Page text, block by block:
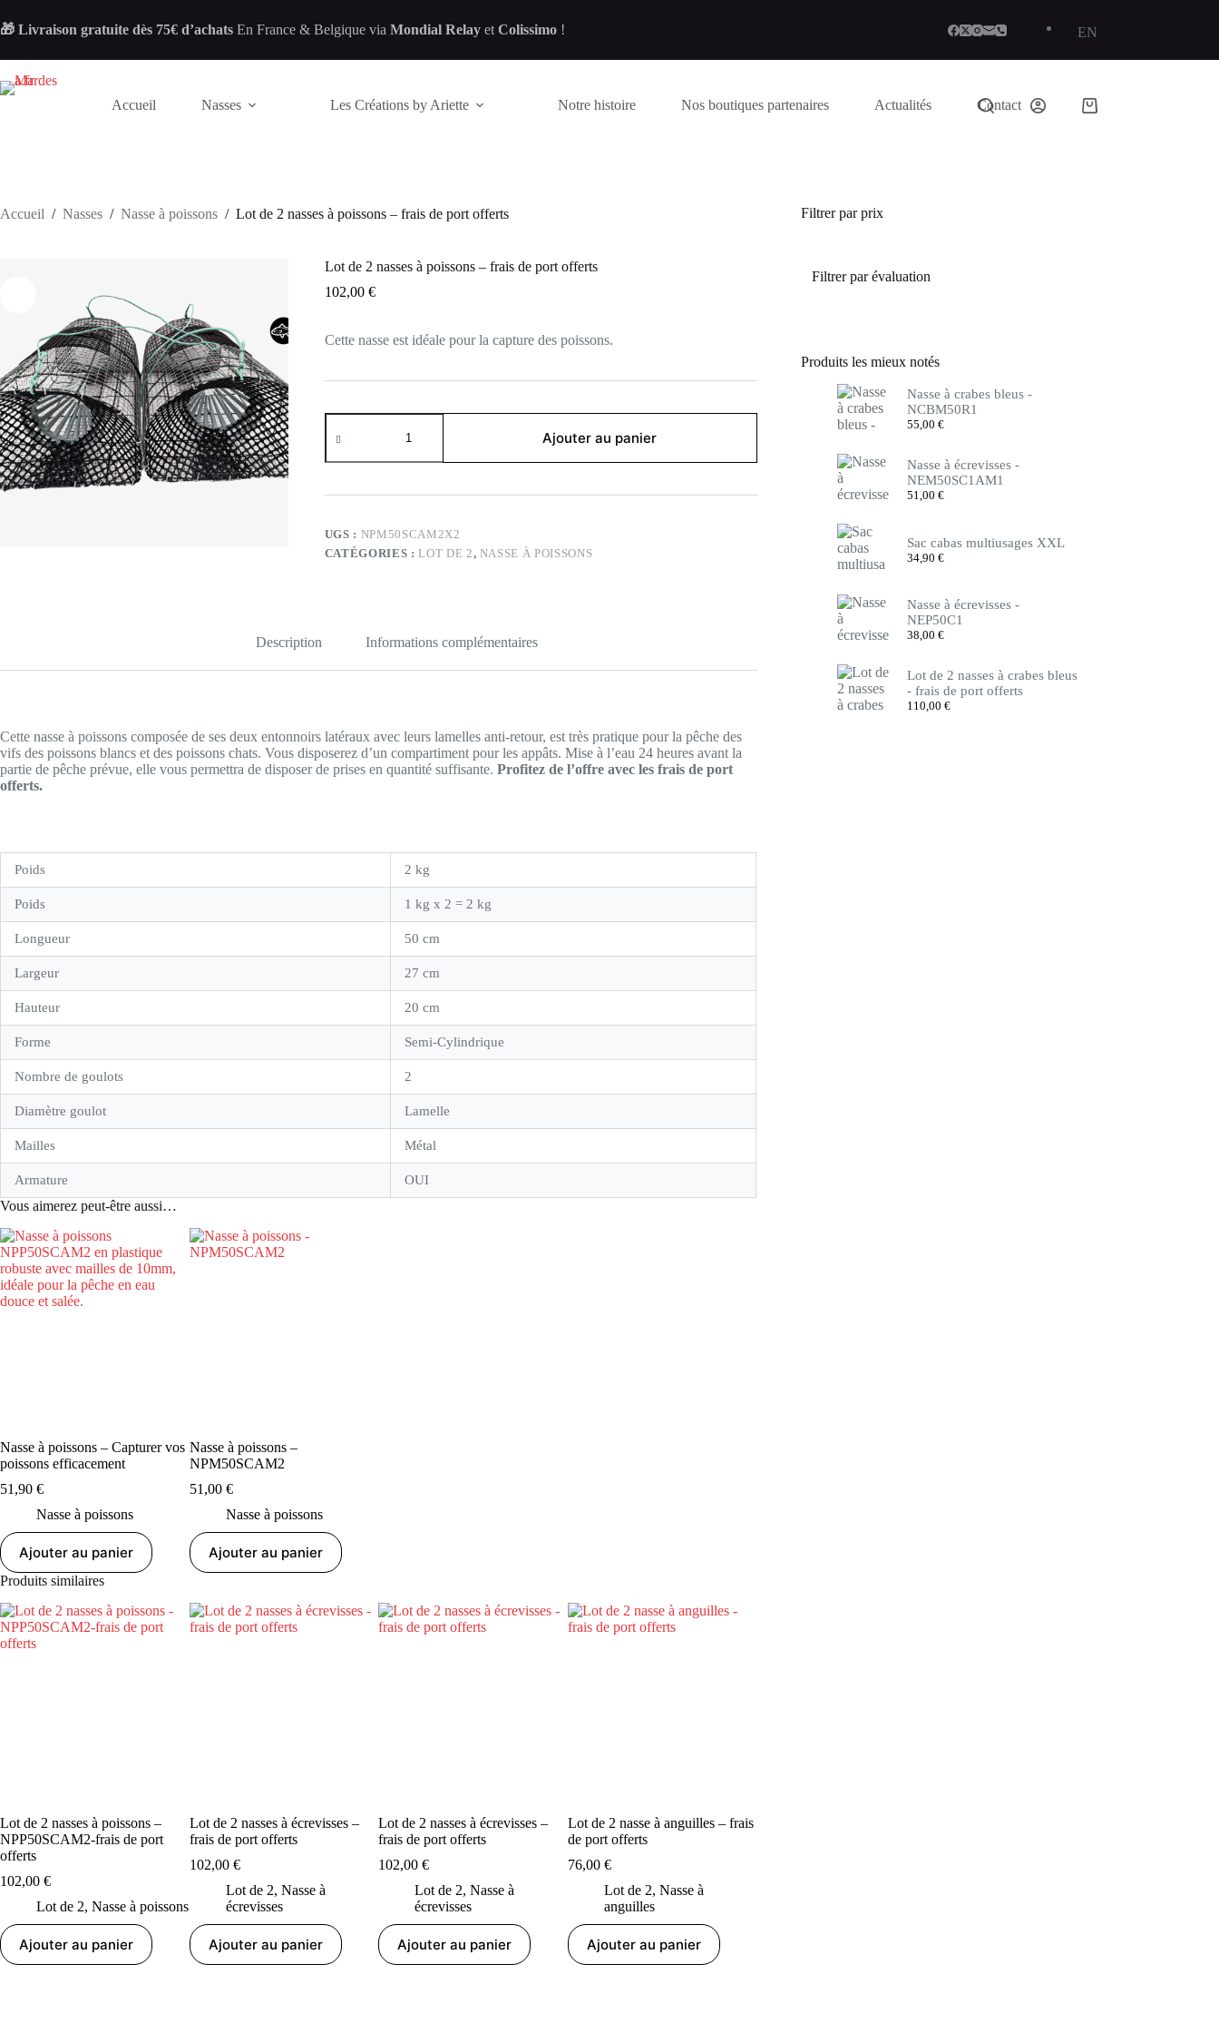
au
contenu
🎁 Livraison gratuite dès 75€ d’achats En France & Belgique via Mondial Relay et Colissimo ! EN
Accueil Nasses Les Créations by Ariette Notre histoire Nos boutiques partenaires Actualités Contact
Panier
Accueil / Nasses / Nasse à poissons / Lot de 2 nasses à poissons – frais de port offerts
Lot de 2 nasses à poissons – frais de port offerts
102,00 €
Cette nasse est idéale pour la capture des poissons.
quantité
de
de
nasses
poissons
–
frais
Ajouter au panier
UGS : NPM50SCAM2X2
CATÉGORIES :LOT DE 2, NASSE À POISSONS
Description Informations complémentaires
Cette nasse à poissons composée de ses deux entonnoirs latéraux avec leurs lamelles anti-retour, est très pratique pour la pêche des
vifs des poissons blancs et des poissons chats. Vous disposerez d’un compartiment pour les appâts. Mise à l’eau 24 heures avant la
partie de pêche prévue, elle vous permettra de disposer de prises en quantité suffisante. Profitez de l’offre avec les frais de port
offerts.
Poids 2 kg
Poids 1 kg x 2 = 2 kg
Longueur 50 cm
Largeur 27 cm
Hauteur 20 cm
Forme Semi-Cylindrique
Nombre de goulots 2
Diamètre goulot Lamelle
Mailles Métal
Armature OUI
Vous aimerez peut-être aussi…
Nasse à poissons – Capturer vos
poissons efficacement
51,90 €
Nasse à poissons
Ajouter au panier
Nasse à poissons –
NPM50SCAM2
51,00 €
Nasse à poissons
Ajouter au panier
Produits similaires
Lot de 2 nasses à poissons –
NPP50SCAM2-frais de port
offerts
102,00 €
Lot de 2, Nasse à poissons
Ajouter au panier
Lot de 2 nasses à écrevisses –
frais de port offerts
102,00 €
Lot de 2, Nasse à
écrevisses
Ajouter au panier
Lot de 2 nasses à écrevisses –
frais de port offerts
102,00€
Lot de 2,Nasse à
écrevisses
Ajouter au panier
Lot de 2 nasse à anguilles – frais
de port offerts
76,00 €
Lot de 2, Nasse à
anguilles
Ajouter au panier
Filtrer par prix
Filtrer par évaluation
Produits les mieux notés
Nasse à crabes bleus -
NCBM50R1
55,00€
Nasse à écrevisses -
NEM50SC1AM1
51,00€
Sac cabas multiusages XXL
34,90€
Nasse à écrevisses -
NEP50C1
38,00€
Lot de 2 nasses à crabes bleus
- frais de port offerts
110,00€